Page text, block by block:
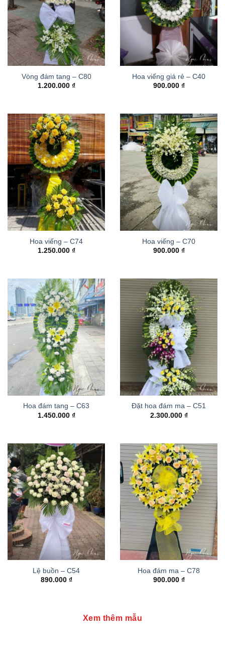
Vòng đám tang – C80
1.200.000 ₫
Hoa viếng giá rẻ – C40
900.000 ₫
Hoa viếng – C74
1.250.000 ₫
Hoa viếng – C70
900.000 ₫
Hoa đám tang – C63
1.450.000 ₫
Đặt hoa đám ma – C51
2.300.000 ₫
Lệ buồn – C54
890.000 ₫
Hoa đám ma – C78
900.000 ₫
Xem thêm mẫu